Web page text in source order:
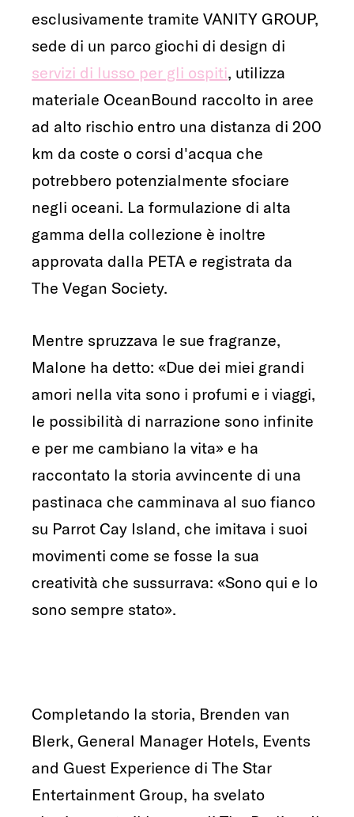
esclusivamente tramite VANITY GROUP,
sede di un parco giochi di design di
servizi di lusso per gli ospiti, utilizza
materiale OceanBound raccolto in aree
ad alto rischio entro una distanza di 200
km da coste o corsi d'acqua che
potrebbero potenzialmente sfociare
negli oceani. La formulazione di alta
gamma della collezione è inoltre
approvata dalla PETA e registrata da
The Vegan Society.
Mentre spruzzava le sue fragranze,
Malone ha detto: «Due dei miei grandi
amori nella vita sono i profumi e i viaggi,
le possibilità di narrazione sono infinite
e per me cambiano la vita» e ha
raccontato la storia avvincente di una
pastinaca che camminava al suo fianco
su Parrot Cay Island, che imitava i suoi
movimenti come se fosse la sua
creatività che sussurrava: «Sono qui e lo
sono sempre stato».
Completando la storia, Brenden van
Blerk, General Manager Hotels, Events
and Guest Experience di The Star
Entertainment Group, ha svelato